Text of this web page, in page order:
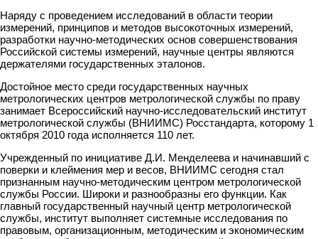
Наряду с проведением исследований в области теории
измерений, принципов и методов высокоточных измерений,
разработки научно-методических основ совершенствования
Российской системы измерений, научные центры являются
держателями государственных эталонов.
Достойное место среди государственных научных
метрологических центров метрологической службы по праву
занимает Всероссийский научно-исследовательский институт
метрологической службы (ВНИИМС) Росстандарта, которому 1
октября 2010 года исполняется 110 лет.
Учрежденный по инициативе Д.И. Менделеева и начинавший с
поверки и клеймения мер и весов, ВНИИМС сегодня стал
признанным научно-методическим центром метрологической
службы России. Широки и разнообразны его функции. Как
главный государственный научный центр метрологической
службы, институт выполняет системные исследования по
правовым, организационным, методическим и экономическим